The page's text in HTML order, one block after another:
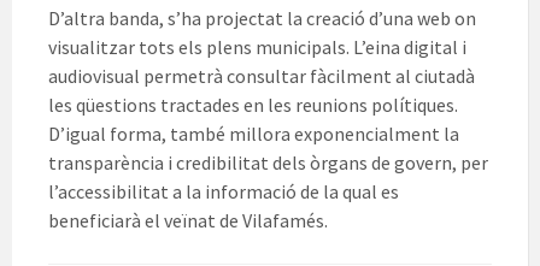
D’altra banda, s’ha projectat la creació d’una web on
visualitzar tots els plens municipals. L’eina digital i
audiovisual permetrà consultar fàcilment al ciutadà
les qüestions tractades en les reunions polítiques.
D’igual forma, també millora exponencialment la
transparència i credibilitat dels òrgans de govern, per
l’accessibilitat a la informació de la qual es
beneficiarà el veïnat de Vilafamés.